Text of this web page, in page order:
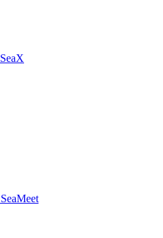
SeaX
SeaMeet